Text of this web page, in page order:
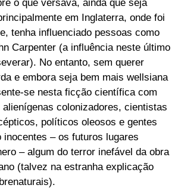
o que versava, ainda que seja
em Inglaterra, onde foi
tenha influenciado pessoas como
Carpenter (a influência neste último
No entanto, sem querer
e embora seja bem mais wellsiana
se nesta ficção científica com
colonizadores, cientistas
políticos oleosos e gentes
inocentes – os futuros lugares
– algum do terror inefável da obra
(talvez na estranha explicação